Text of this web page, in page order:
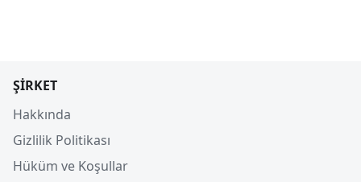
ŞIRKET
Hakkında
Gizlilik Politikası
Hüküm ve Koşullar